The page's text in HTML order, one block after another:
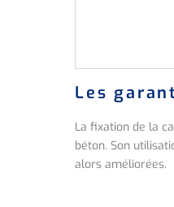
Les
La fixation de la
béton. Son
alors améliorées.